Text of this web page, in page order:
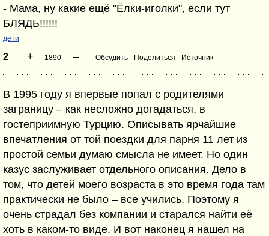
- Мама, ну какие ещё "Ёлки-иголки", если тут
БЛЯДЬ!!!!!!
дети
2 + 1890 – Обсудить Поделиться Источник
В 1995 году я впервые попал с родителями
заграницу – как несложно догадаться, в
гостеприимную Турцию. Описывать ярчайшие
впечатления от той поездки для парня 11 лет из
простой семьи думаю смысла не имеет. Но один
казус заслуживает отдельного описания. Дело в
том, что детей моего возраста в это время года там
практически не было – все учились. Поэтому я
очень страдал без компании и старался найти её
хоть в каком-то виде. И вот наконец я нашел на